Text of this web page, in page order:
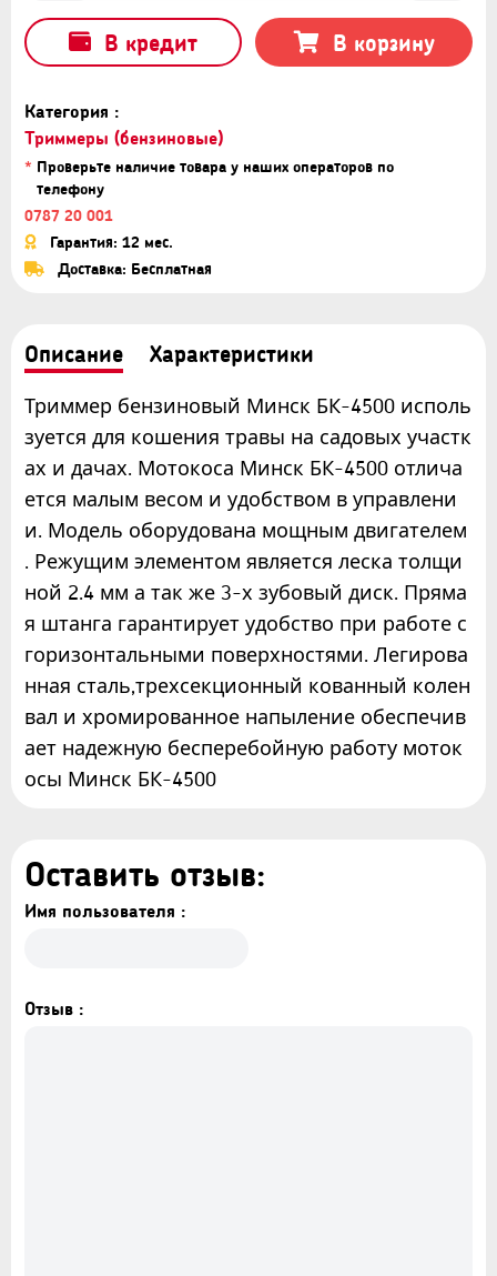
Категория :
Триммеры (бензиновые)
* Проверьте наличие товара у наших операторов по
телефону
0787 20 001
Гарантия: 12 мес.
Доставка: Бесплатная
В кредит В корзину
Описание Характеристики
Триммер бензиновый Минск БК-4500 исполь
зуется для кошения травы на садовых участк
ах и дачах. Мотокоса Минск БК-4500 отлича
ется малым весом и удобством в управлени
и. Модель оборудована мощным двигателем
. Режущим элементом является леска толщи
ной 2.4 мм а так же 3-х зубовый диск. Пряма
я штанга гарантирует удобство при работе с
горизонтальными поверхностями. Легирова
нная сталь,трехсекционный кованный колен
вал и хромированное напыление обеспечив
ает надежную бесперебойную работу моток
осы Минск БК-4500
Оставить отзыв:
Имя пользователя :
Отзыв :